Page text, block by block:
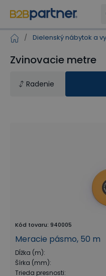
/ Dielenský nábytok a
Zvinovacie metre
Radenie
Kód tovaru: 940005
Meracie pásmo, 50 m
Dĺžka (m):
Šírka (mm):
Trieda presnosti: